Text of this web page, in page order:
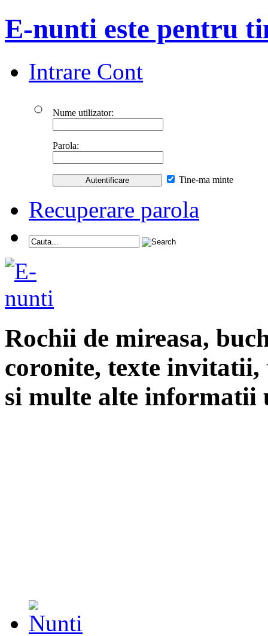
E-nunti este pentru
Intrare Cont
Nume utilizator:
Parola:
Tine-ma minte
Recuperare parola
Rochii de mireasa,
coronite, texte
si multe alte informatii